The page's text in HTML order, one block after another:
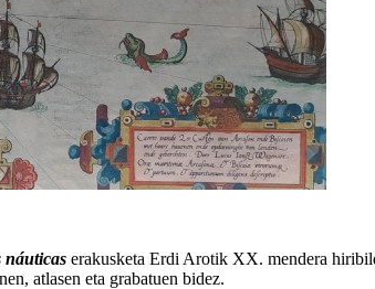
náuticas erakusketa Erdi Arotik XX. mendera
atlasen eta grabatuen bidez.